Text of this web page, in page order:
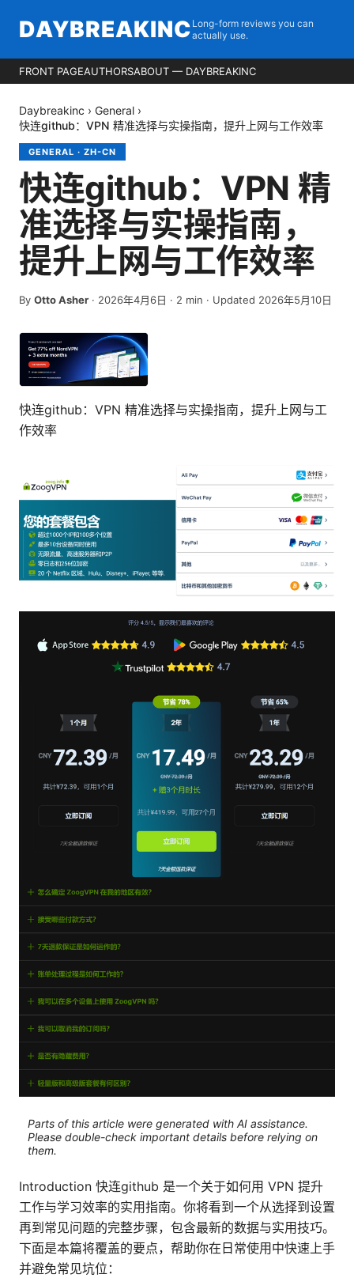
DAYBREAKINC Long-form reviews you can
actually use.
FRONT PAGEAUTHORSABOUT — DAYBREAKINC
Daybreakinc › General ›
快连github：VPN 精准选择与实操指南，提升上网与工作效率
GENERAL · ZH-CN
快连github：VPN 精
准选择与实操指南，
提升上网与工作效率
By Otto Asher · 2026年4月6日 · 2 min · Updated 2026年5月10日
快连github：VPN 精准选择与实操指南，提升上网与工
作效率
Parts of this article were generated with AI assistance.
Please double-check important details before relying on
them.
Introduction 快连github 是一个关于如何用 VPN 提升
工作与学习效率的实用指南。你将看到一个从选择到设置
再到常见问题的完整步骤，包含最新的数据与实用技巧。
下面是本篇将覆盖的要点，帮助你在日常使用中快速上手
并避免常见坑位：